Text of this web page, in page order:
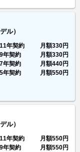
ル）
11年契約 月額330円
9年契約
月額330円
7年契約
月額440円
5年契約
月額550円
ル）
11年契約 月額550円
9年契約
月額550円